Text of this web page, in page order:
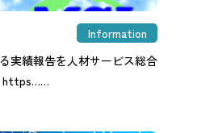
Information
実績報告を人材サービス総合
https……